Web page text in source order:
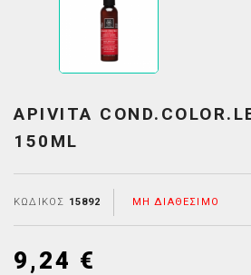
APIVITA
150ML
ΚΩΔΙΚΌΣ 15892 ΜΗ ΔΙΑΘΈΣΙΜΟ
9,24 €